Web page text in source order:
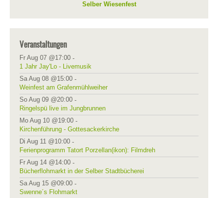
Selber Wiesenfest
Veranstaltungen
Fr Aug 07 @17:00 -
1 Jahr Jay'Lo - Livemusik
Sa Aug 08 @15:00 -
Weinfest am Grafenmühlweiher
So Aug 09 @20:00 -
Ringelspü live im Jungbrunnen
Mo Aug 10 @19:00 -
Kirchenführung - Gottesackerkirche
Di Aug 11 @10:00 -
Ferienprogramm Tatort Porzellan(ikon): Filmdreh
Fr Aug 14 @14:00 -
Bücherflohmarkt in der Selber Stadtbücherei
Sa Aug 15 @09:00 -
Swenne´s Flohmarkt